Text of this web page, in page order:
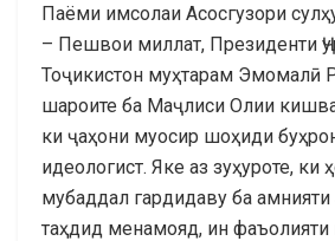
Паёми имсолаи Асосгузори
– Пешвои миллат, Президенти
Тоҷикистон муҳтарам Эмомалӣ
шароите ба Маҷлиси Олии
ки ҷаҳони муосир шоҳиди
идеологист. Яке аз зуҳуроте, ки
мубаддал гардидаву ба амнияти
таҳдид менамояд, ин фаъолияти